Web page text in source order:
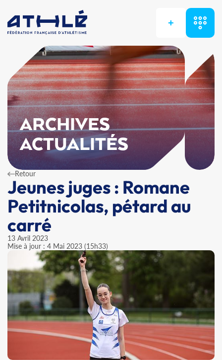
+
ARCHIVES
ACTUALITÉS
Retour
Jeunes juges : Romane
Petitnicolas, pétard au
carré
13 Avril 2023
Mise à jour : 4 Mai 2023 (15h33)